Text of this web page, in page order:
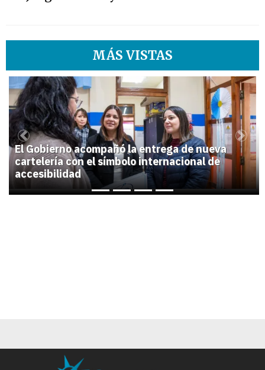
MÁS VISTAS
1
El Gobierno acompañó la entrega de nueva
cartelería con el símbolo internacional de
accesibilidad
Previous Next